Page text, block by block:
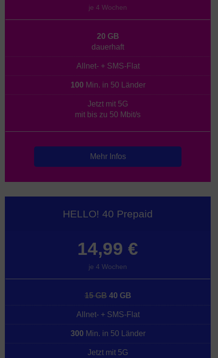
je 4 Wochen
20 GB
dauerhaft
Allnet- + SMS-Flat
100 Min. in 50 Länder
Jetzt mit 5G
mit bis zu 50 Mbit/s
Mehr Infos
HELLO! 40 Prepaid
14,99 €
je 4 Wochen
15 GB40 GB
Allnet- + SMS-Flat
300 Min. in 50 Länder
Jetzt mit 5G